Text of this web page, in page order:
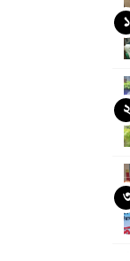
১
২
৩